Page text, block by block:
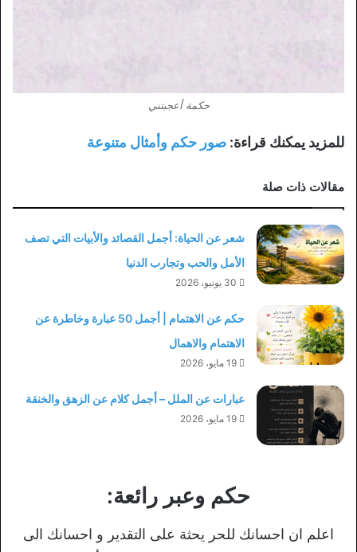
حكمة أعجبتني
للمزيد يمكنك قراءة: صور حكم وأمثال متنوعة
مقالات ذات صلة
شعر عن الحياة: أجمل القصائد والأبيات التي تصف
الأمل والحب وتجارب الدنيا
30 يونيو، 2026
حكم عن الاهتمام | أجمل 50 عبارة وخاطرة عن
الاهتمام والاهمال
19 مايو، 2026
عبارات عن الملل – أجمل كلام عن الزهق والخنقة
19 مايو، 2026
حكم وعبر رائعة:
اعلم ان احسانك للحر يحثة على التقدير و احسانك الى